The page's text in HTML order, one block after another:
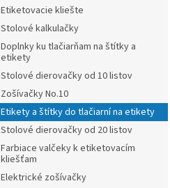
Etiketovacie kliešte
Stolové kalkulačky
Doplnky ku tlačiarňam na štítky a
etikety
Stolové dierovačky od 10 listov
Zošívačky No.10
Etikety a štítky do tlačiarní na etikety
Stolové dierovačky od 20 listov
Farbiace valčeky k etiketovacím
kliešťam
Elektrické zošívačky